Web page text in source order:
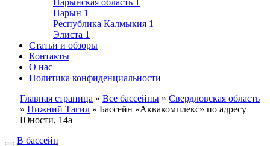
Нарынская область 1
Нарын 1
Республика Калмыкия 1
Элиста 1
Статьи и обзоры
Контакты
О нас
Политика конфиденциальности
Главная страница » Все бассейны » Свердловская область
» Нижний Тагил » Бассейн «Аквакомплекс» по адресу
Юности, 14а
В бассейн